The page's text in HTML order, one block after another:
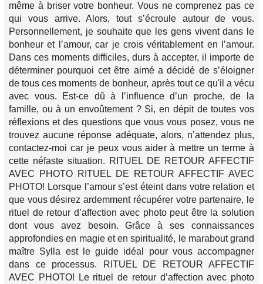
même à briser votre bonheur. Vous ne comprenez pas ce
qui vous arrive. Alors, tout s’écroule autour de vous.
Personnellement, je souhaite que les gens vivent dans le
bonheur et l’amour, car je crois véritablement en l’amour.
Dans ces moments difficiles, durs à accepter, il importe de
déterminer pourquoi cet être aimé a décidé de s’éloigner
de tous ces moments de bonheur, après tout ce qu'il a vécu
avec vous. Est-ce dû à l’influence d’un proche, de la
famille, ou à un envoûtement ? Si, en dépit de toutes vos
réflexions et des questions que vous vous posez, vous ne
trouvez aucune réponse adéquate, alors, n’attendez plus,
contactez-moi car je peux vous aider à mettre un terme à
cette néfaste situation. RITUEL DE RETOUR AFFECTIF
AVEC PHOTO RITUEL DE RETOUR AFFECTIF AVEC
PHOTO! Lorsque l’amour s’est éteint dans votre relation et
que vous désirez ardemment récupérer votre partenaire, le
rituel de retour d’affection avec photo peut être la solution
dont vous avez besoin. Grâce à ses connaissances
approfondies en magie et en spiritualité, le marabout grand
maître Sylla est le guide idéal pour vous accompagner
dans ce processus. RITUEL DE RETOUR AFFECTIF
AVEC PHOTO! Le rituel de retour d’affection avec photo